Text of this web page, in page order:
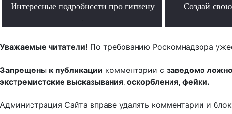
Интересные подробности про гигиену
Создай
Уважаемые читатели! По требованию Роскомнадзора
Запрещены к публикации комментарии с заведомо
экстремистские высказывания, оскорбления, фейки.
Администрация Сайта вправе удалять комментарии и